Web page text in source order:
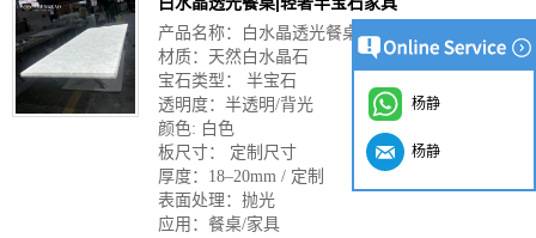
产品名称：白水晶透光餐桌
材质：天然白水晶石
宝石类型： 半宝石
透明度：半透明/背光
颜色: 白色
板尺寸： 定制尺寸
厚度：18–20mm / 定制
表面处理：抛光
应用：餐桌/家具
杨静
杨静